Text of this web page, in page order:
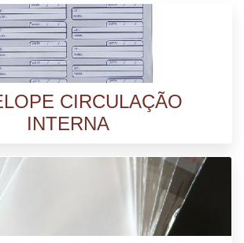
CIRCULAÇÃO
INTERNA